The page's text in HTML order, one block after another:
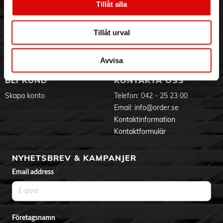
Tillåt alla
Tillåt urval
Avvisa
Visselblåsning
Aktuellt på Order
Ansökan om RMA
Godsefterlysning & Felleverans
Integritetspolicy
Om cookies
BLI KUND
Skapa konto
KONTAKTA OSS
Telefon: 042 - 25 23 00
Email: info@order.se
Kontaktinformation
Kontaktformulär
NYHETSBREV & KAMPANJER
Email address *
Företagsnamn*